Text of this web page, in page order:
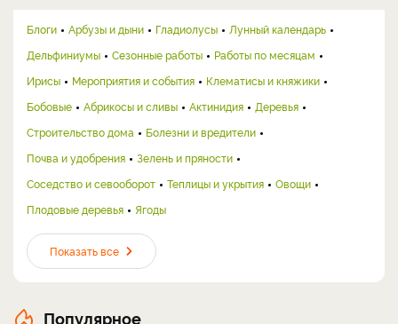
Блоги Арбузы и дыни Гладиолусы
Лунный календарь
Дельфиниумы
Сезонные работы
Работы по месяцам
Ирисы
Мероприятия и события
Клематисы и княжики
Бобовые
Абрикосы и сливы Актинидия
Деревья
Строительство дома
Болезни и вредители
Почва и удобрения
Зелень и пряности
Соседство и севооборот
Теплицы и укрытия
Овощи
Плодовые деревья
Ягоды
Показать все
Популярное